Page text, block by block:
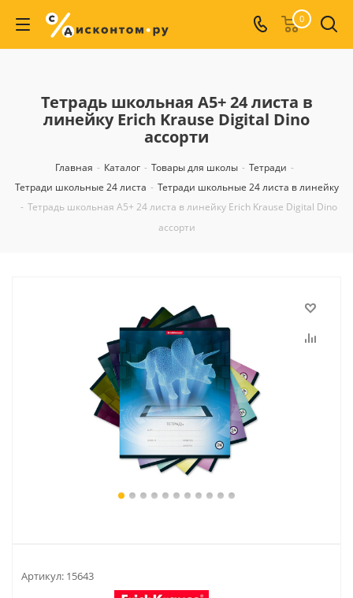
0
Тетрадь школьная А5+ 24 листа в
линейку Erich Krause Digital Dino
ассорти
Главная - Каталог - Товары для школы - Тетради -
Тетради школьные 24 листа - Тетради школьные 24 листа в линейку
- Тетрадь школьная А5+ 24 листа в линейку Erich Krause Digital Dino
ассорти
Артикул: 15643